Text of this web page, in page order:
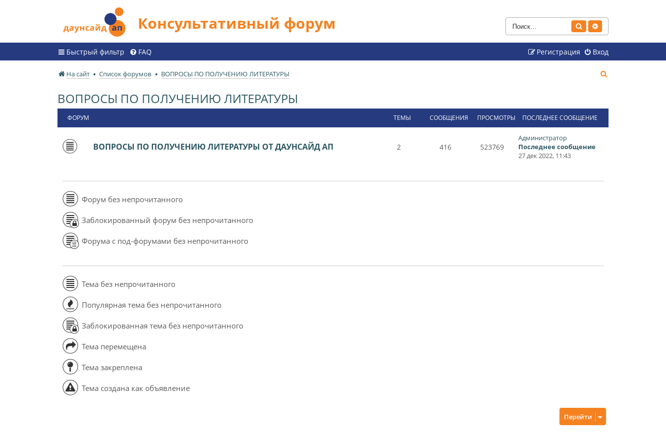
Консультативный форум Поиск
Быстрый фильтр FAQ Вход
Регистрация
На сайт Список форумов ВОПРОСЫ ПО ПОЛУЧЕНИЮ ЛИТЕРАТУРЫ
с
ВОПРОСЫ ПО ПОЛУЧЕНИЮ ЛИТЕРАТУРЫ
ФОРУМ ТЕМЫ СООБЩЕНИЯ ПРОСМОТРЫ ПОСЛЕДНЕЕ СООБЩЕНИЕ
ВОПРОСЫ ПО ПОЛУЧЕНИЮ ЛИТЕРАТУРЫ ОТ ДАУНСАЙД АП 2 416 523769
Администратор
Последнее сообщение
27 дек 2022, 11:43
Форум без непрочитанного
Заблокированный форум без непрочитанного
Форума с под-форумами без непрочитанного
Тема без непрочитанного
Популярная тема без непрочитанного
Заблокированная тема без непрочитанного
Тема перемещена
Тема закреплена
Тема создана как объявление
Перейти